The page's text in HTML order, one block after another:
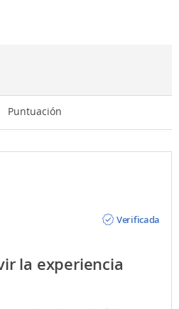
Puntuación
Verificada
la experiencia